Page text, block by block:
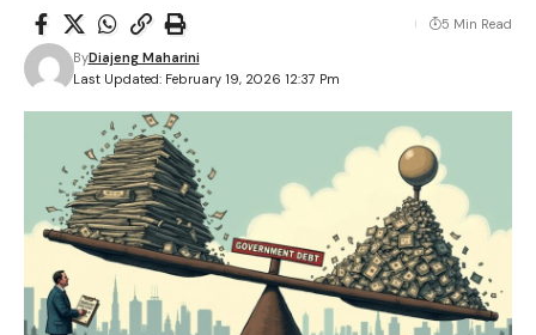
Last Updated: February 19, 2026 12:37 Pm
ByDiajeng Maharini
5 Min Read